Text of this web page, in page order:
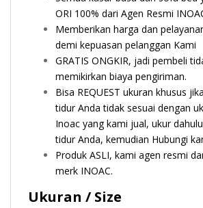
ORI 100% dari Agen Resmi
Memberikan harga dan
demi kepuasan pelanggan Kami
GRATIS ONGKIR, jadi pembeli
memikirkan biaya pengiriman.
Bisa REQUEST ukuran khusus
tidur Anda tidak sesuai dengan
Inoac yang kami jual, ukur
tidur Anda, kemudian Hubungi
Produk ASLI, kami agen resmi
merk INOAC.
Ukuran / Size